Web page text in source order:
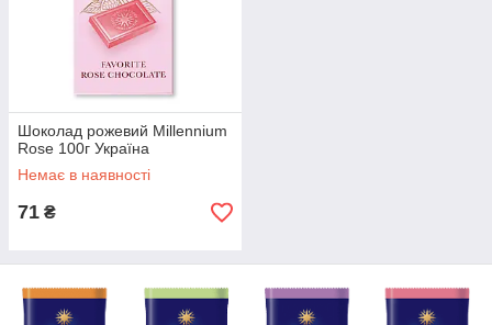
Шоколад рожевий Millennium
Rose 100г Україна
Немає в наявності
71 ₴